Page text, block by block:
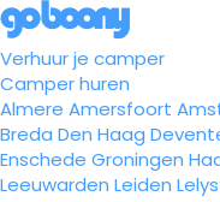
Verhuur je camper
Camper huren
Almere Amersfoort
Breda Den Haag
Enschede Groningen
Leeuwarden Leiden